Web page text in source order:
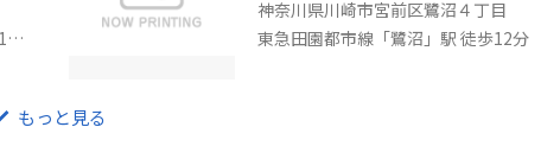
東急田園都市線「たまプラーザ」駅 徒歩16分
神奈川県川崎市宮前区鷺沼４丁目
東急田園都市線「鷺沼」駅 徒歩12分
もっと見る